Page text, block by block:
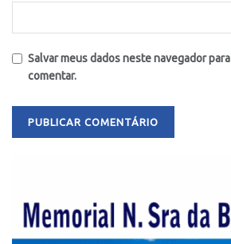
Salvar meus dados neste navegador
comentar.